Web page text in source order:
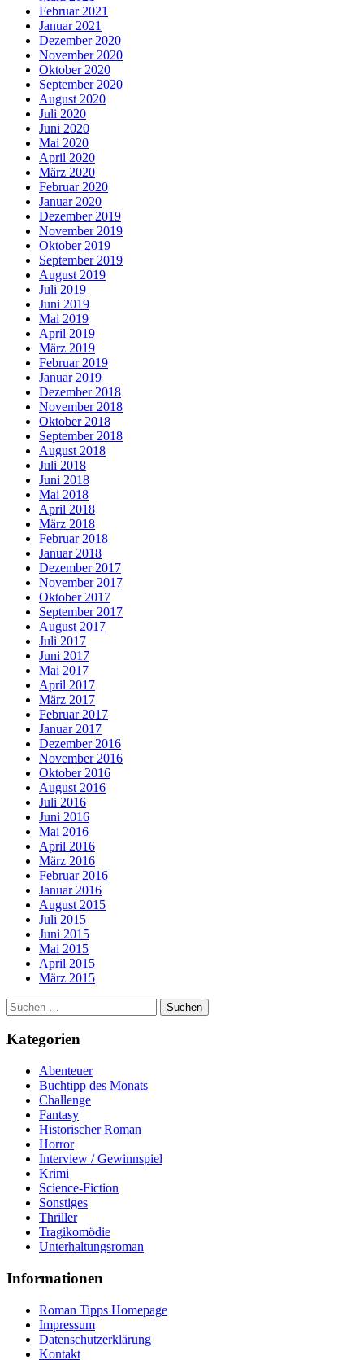
Februar 2021
Januar 2021
Dezember 2020
November 2020
Oktober 2020
September 2020
August 2020
Juli 2020
Juni 2020
Mai 2020
April 2020
März 2020
Februar 2020
Januar 2020
Dezember 2019
November 2019
Oktober 2019
September 2019
August 2019
Juli 2019
Juni 2019
Mai 2019
April 2019
März 2019
Februar 2019
Januar 2019
Dezember 2018
November 2018
Oktober 2018
September 2018
August 2018
Juli 2018
Juni 2018
Mai 2018
April 2018
März 2018
Februar 2018
Januar 2018
Dezember 2017
November 2017
Oktober 2017
September 2017
August 2017
Juli 2017
Juni 2017
Mai 2017
April 2017
März 2017
Februar 2017
Januar 2017
Dezember 2016
November 2016
Oktober 2016
August 2016
Juli 2016
Juni 2016
Mai 2016
April 2016
März 2016
Februar 2016
Januar 2016
August 2015
Juli 2015
Juni 2015
Mai 2015
April 2015
März 2015
Suchen
nach:
Kategorien
Abenteuer
Buchtipp des Monats
Challenge
Fantasy
Historischer Roman
Horror
Interview / Gewinnspiel
Krimi
Science-Fiction
Sonstiges
Thriller
Tragikomödie
Unterhaltungsroman
Informationen
Roman Tipps Homepage
Impressum
Datenschutzerklärung
Kontakt